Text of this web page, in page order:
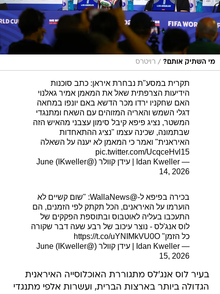
מי השתיק אותם? / רויטרס
תקרית במסע"ת נבחרת איראן: כתב סוכנות
הידיעות הצרפתית שאל את המאמן אמיר גאלנוי
האם שחקניו ירדו מכר הדשא באם יונפו במחאה
דגלי השמש והאריה המזוהים עם השאח ומתנגדי
המשטר, נציג פיפא קיבל סימון עצבני מהאיש הזה
שבתמונה, שכינה עצמו "נציג ההתאחדות
האיראנית" ואמר כי המאמן לא יענה על השאלה
pic.twitter.com/UcqceHvl15
— Idan Kweller | עידן קוולר (@IKweller)
June
14, 2026
בכירה בפיפא ל-@WallaNews
: "שום קשיים לא
הוערמו על האיראנים, הכל תקתק לפי הזמנים, הם
התעכבו בעליה לאוטבוס ובתוספת הפקקים של
לוס אנג'לס - נוצר עיכוב של רבע שעה דבר שקורה
כל הזמן"https://t.co/uYNIMkVU0O
— Idan Kweller | עידן קוולר (@IKweller)
June
15, 2026
בעיר לוס אנג'לס מתגוררת האוכלוסייה האיראנית
הגדולה ביותר בארצות הברית, ועשרות אלפי מתנגדי